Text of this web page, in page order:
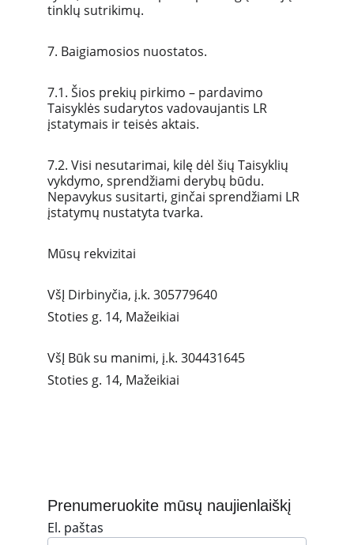
tinklų sutrikimų.
7. Baigiamosios nuostatos.
7.1. Šios prekių pirkimo – pardavimo
Taisyklės sudarytos vadovaujantis LR
įstatymais ir teisės aktais.
7.2. Visi nesutarimai, kilę dėl šių Taisyklių
vykdymo, sprendžiami derybų būdu.
Nepavykus susitarti, ginčai sprendžiami LR
įstatymų nustatyta tvarka.
Mūsų rekvizitai
VšĮ Dirbinyčia, į.k. 305779640
Stoties g. 14, Mažeikiai
VšĮ Būk su manimi, į.k. 304431645
Stoties g. 14, Mažeikiai
El. paštas
Prenumeruokite mūsų naujienlaiškį